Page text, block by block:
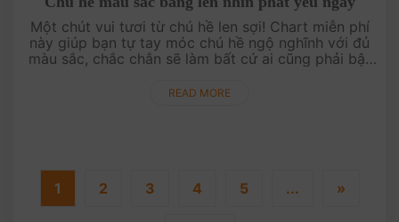
Một chút vui tươi từ chú hề len sợi! Chart miễn phí
này giúp bạn tự tay móc chú hề ngộ nghĩnh với đủ
màu sắc, chắc chắn sẽ làm bất cứ ai cũng phải bật
mọi người!....
READ MORE
1 2 3 4 5 ... »